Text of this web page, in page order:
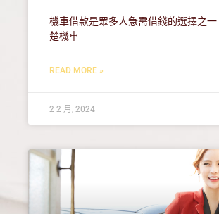
機車借款是眾多人急需借錢的選擇之
楚機車
READ MORE »
2 2 月, 2024